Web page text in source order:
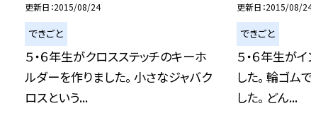
更新日 2015/08/24
できごと
５・６年生がクロスステッチのキーホ
ルダーを作りました。 小さなジャバク
ロスという...
更新日 2015/08/
できごと
５・６年生が
した。 輪ゴ
した。 どん...